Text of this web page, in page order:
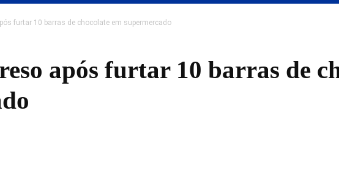
furtar 10 barras de chocolate em supermercado
após furtar 10 barras de